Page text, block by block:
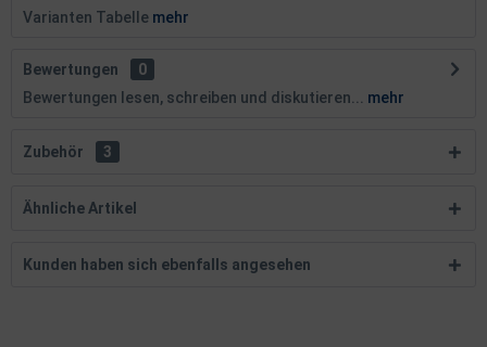
Varianten Tabelle mehr
Bewertungen
0
Bewertungen lesen, schreiben und diskutieren...
mehr
Zubehör 3
Ähnliche Artikel
Kunden haben sich ebenfalls angesehen